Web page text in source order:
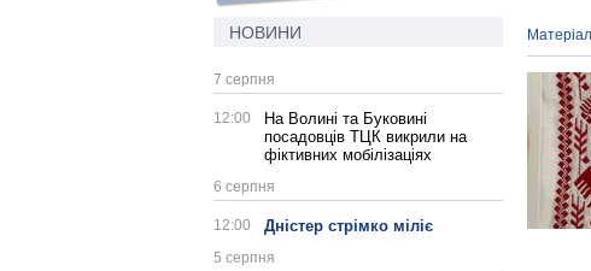
НОВИНИ
7 серпня
12:00
На Волині та Буковині
посадовців ТЦК викрили на
фіктивних мобілізаціях
6 серпня
12:00 Дністер стрімко міліє
5 серпня